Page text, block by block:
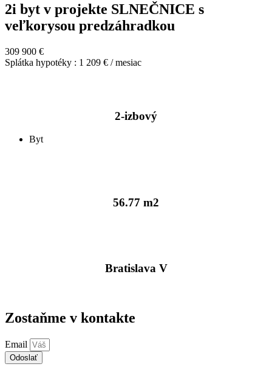
2i byt v projekte SLNEČNICE s
veľkorysou predzáhradkou
309 900 €
Splátka hypotéky : 1 209 € / mesiac
2-izbový
Byt
56.77 m2
Bratislava V
Zostaňme v kontakte
Email
Odoslať